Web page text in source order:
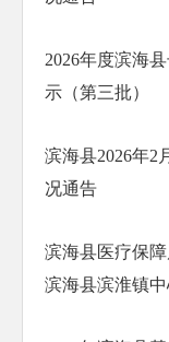
2026年度滨海
示（第三批）
滨海县2026年2
况通告
滨海县医疗保
滨海县滨淮镇